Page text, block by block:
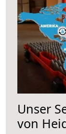
Unser
von